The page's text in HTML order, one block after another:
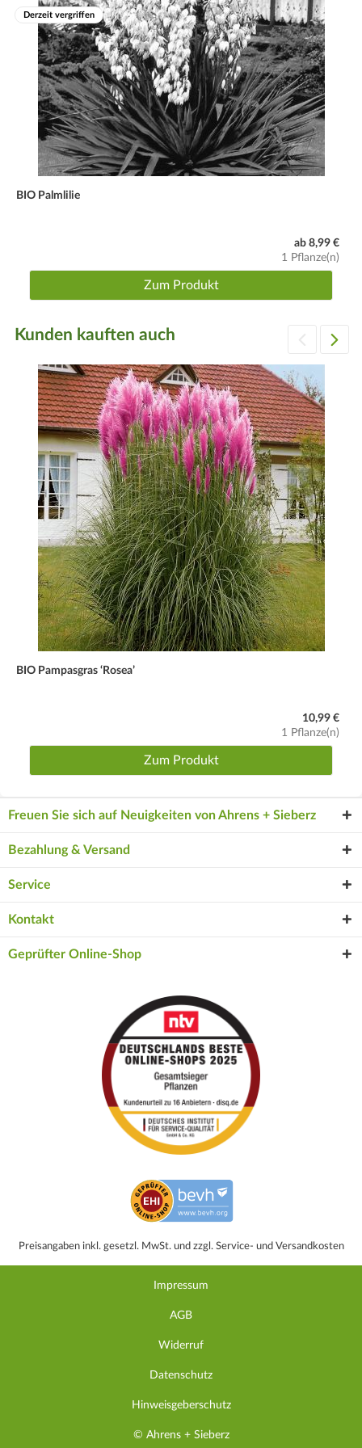
Derzeit vergriffen
BIO Palmlilie
ab 8,99 €
1 Pflanze(n)
Zum Produkt
Kunden kauften auch
BIO Pampasgras ‘Rosea’
10,99 €
1 Pflanze(n)
Zum Produkt
Freuen Sie sich auf Neuigkeiten von Ahrens + Sieberz
Bezahlung & Versand
Service
Kontakt
Geprüfter Online-Shop
Preisangaben inkl. gesetzl. MwSt. und zzgl. Service- und Versandkosten
Impressum
AGB
Widerruf
Datenschutz
Hinweisgeberschutz
© Ahrens + Sieberz